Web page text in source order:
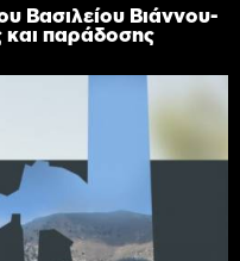
Βασιλείου Βιάννου-
και παράδοσης